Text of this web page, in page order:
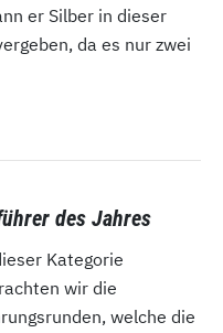
er Silber in dieser
da es nur zwei
des Jahres
Kategorie
wir die
welche die